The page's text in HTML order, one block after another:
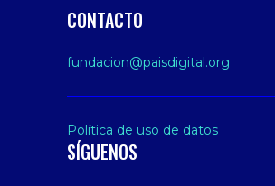
Butt
sex
From
Step
CONTACTO
fundacion@paisdigital.org
Política de uso de datos
SÍGUENOS